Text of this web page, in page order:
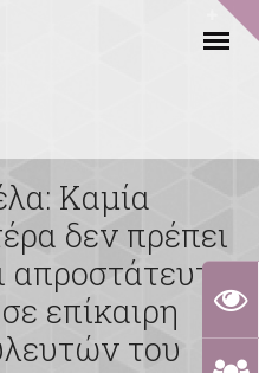
Καμία
δεν πρέπει
απροστάτευτη
επίκαιρη
του